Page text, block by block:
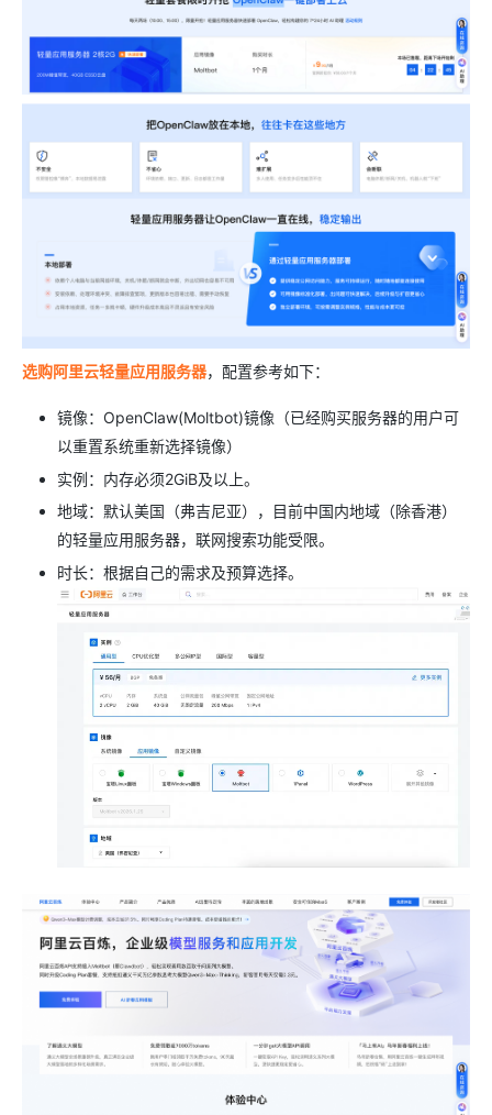
选购阿里云轻量应用服务器，配置参考如下：
镜像：OpenClaw(Moltbot)镜像（已经购买服务器的用户可
以重置系统重新选择镜像）
实例：内存必须2GiB及以上。
地域：默认美国（弗吉尼亚），目前中国内地域（除香港）
的轻量应用服务器，联网搜索功能受限。
时长：根据自己的需求及预算选择。